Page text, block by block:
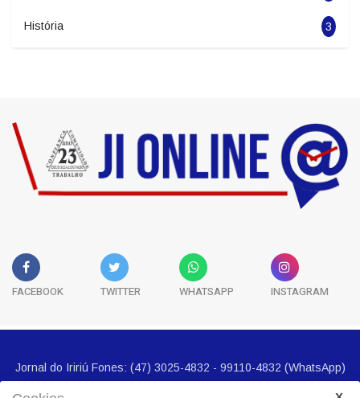
Esportes 5681
FACEBOOK TWITTER WHATSAPP INSTAGRAM